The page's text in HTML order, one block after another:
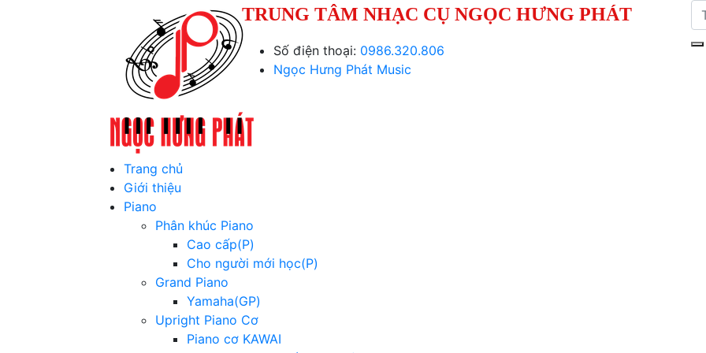
TRUNG TÂM NHẠC CỤ NGỌC HƯNG PHÁT
Số điện thoại: 0986.320.806
Ngọc Hưng Phát Music
Trang chủ
Giới thiệu
Piano
Phân khúc Piano
Cao cấp(P)
Cho người mới học(P)
Grand Piano
Yamaha(GP)
Upright Piano Cơ
Piano cơ KAWAI